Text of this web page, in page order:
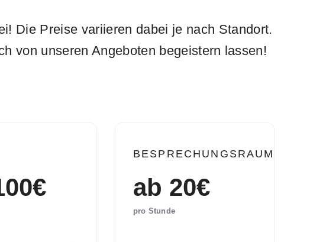
Die Preise variieren dabei je nach Standort.
von unseren Angeboten begeistern lassen!
BESPRECHUNGSRAUM
ab 20€
pro Stunde